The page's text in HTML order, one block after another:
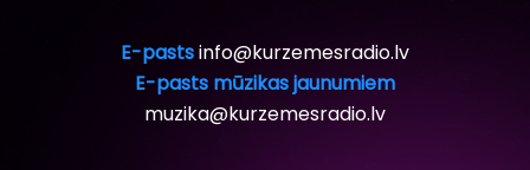
E-pastsinfo@kurzemesradio.lv
E-pasts mūzikas jaunumiem
muzika@kurzemesradio.lv